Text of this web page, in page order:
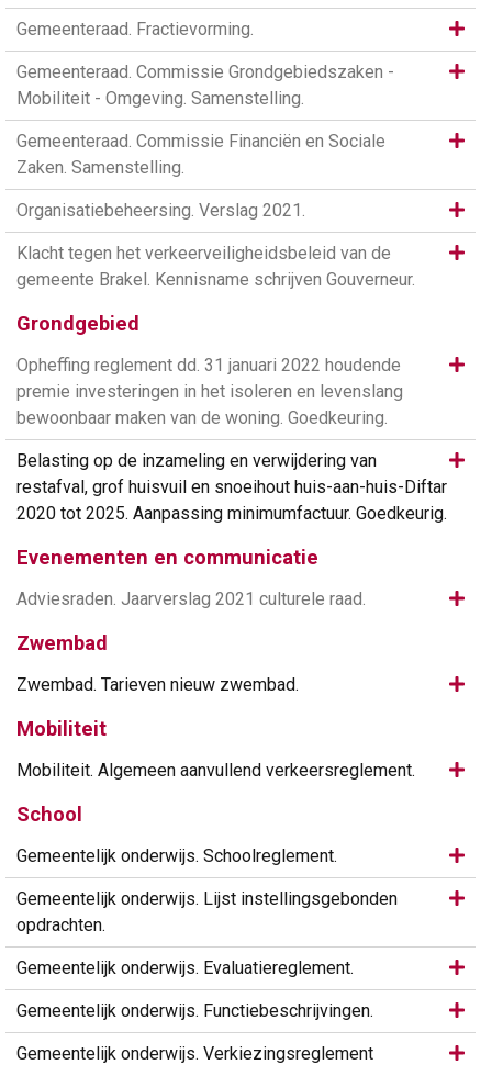
Gemeenteraad. Fractievorming.
Gemeenteraad. Commissie Grondgebiedszaken -
Mobiliteit - Omgeving. Samenstelling.
Gemeenteraad. Commissie Financiën en Sociale
Zaken. Samenstelling.
Organisatiebeheersing. Verslag 2021.
Klacht tegen het verkeerveiligheidsbeleid van de
gemeente Brakel. Kennisname schrijven Gouverneur.
Grondgebied
Opheffing reglement dd. 31 januari 2022 houdende
premie investeringen in het isoleren en levenslang
bewoonbaar maken van de woning. Goedkeuring.
Belasting op de inzameling en verwijdering van
restafval, grof huisvuil en snoeihout huis-aan-huis-Diftar
2020 tot 2025. Aanpassing minimumfactuur. Goedkeurig.
Evenementen en communicatie
Adviesraden. Jaarverslag 2021 culturele raad.
Zwembad
Zwembad. Tarieven nieuw zwembad.
Mobiliteit
Mobiliteit. Algemeen aanvullend verkeersreglement.
School
Gemeentelijk onderwijs. Schoolreglement.
Gemeentelijk onderwijs. Lijst instellingsgebonden
opdrachten.
Gemeentelijk onderwijs. Evaluatiereglement.
Gemeentelijk onderwijs. Functiebeschrijvingen.
Gemeentelijk onderwijs. Verkiezingsreglement